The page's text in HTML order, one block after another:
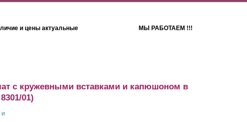
и цены актуальные МЫ РАБОТАЕМ !!!
с кружевными вставками и капюшоном в
01)